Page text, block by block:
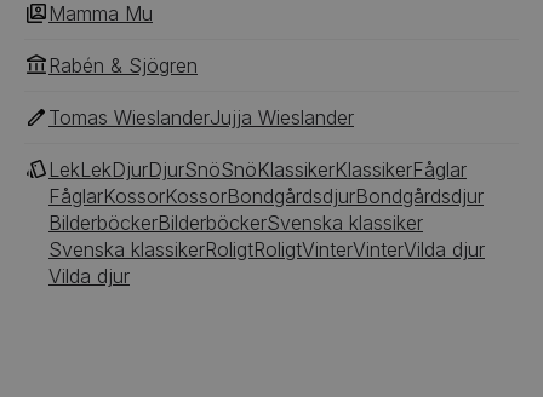
Mamma Mu
Rabén & Sjögren
Tomas WieslanderJujja Wieslander
LekLekDjurDjurSnöSnöKlassikerKlassikerFåglar
FåglarKossorKossorBondgårdsdjurBondgårdsdjur
BilderböckerBilderböckerSvenska klassiker
Svenska klassikerRoligtRoligtVinterVinterVilda djur
Vilda djur